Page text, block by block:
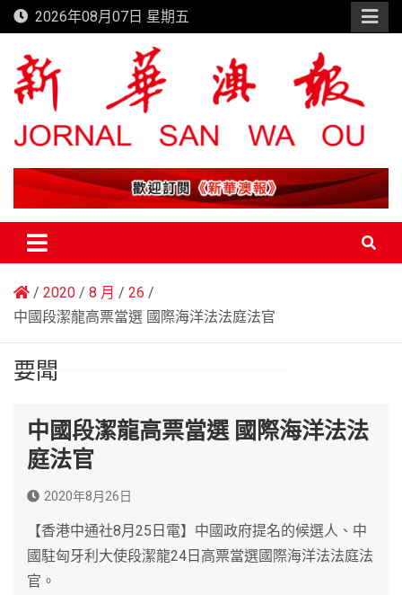
Skip
to
content
2026年08月07日 星期五
新華澳報
2020 8 月
26
中國段潔龍高票當選 國際海洋法法庭法官
要聞
中國段潔龍高票當選 國際海洋法法
庭法官
2020年8月26日
【香港中通社8月25日電】中國政府提名的候選人、中
國駐匈牙利大使段潔龍24日高票當選國際海洋法法庭法
官。